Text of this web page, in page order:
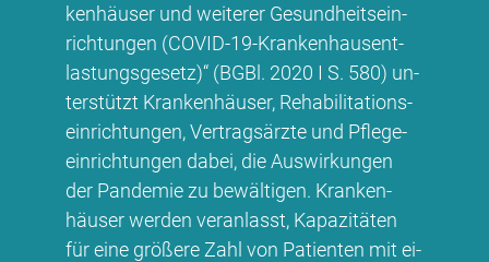
ken­häu­ser und wei­te­rer Ge­sund­heits­ein­
rich­tun­gen (CO­VID-19-Kran­ken­haus­ent­
las­tungs­ge­setz)“ (BG­Bl. 2020 I S. 580) un­
ter­stützt Kran­ken­häu­ser, Re­ha­bi­li­ta­ti­ons­
ein­rich­tun­gen, Ver­trags­ärz­te und Pfle­ge­
ein­rich­tun­gen da­bei, die Aus­wir­kun­gen
der Pan­de­mie zu be­wäl­ti­gen. Kran­ken­
häu­ser wer­den ver­an­lasst, Ka­pa­zi­tä­ten
für ei­ne grö­ße­re Zahl von Pa­ti­en­ten mit ei­